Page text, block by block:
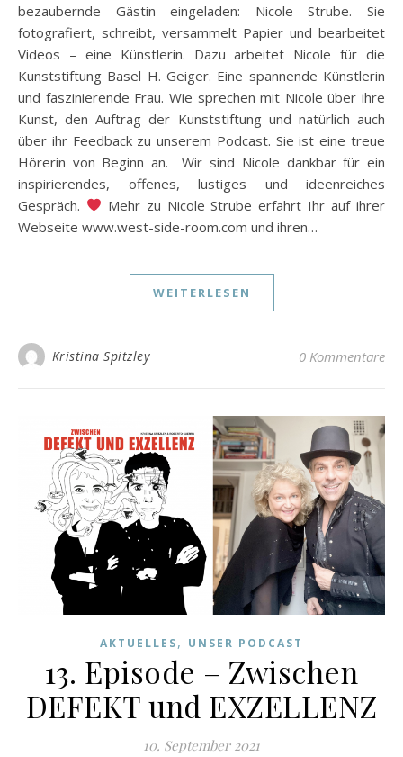
bezaubernde Gästin eingeladen: Nicole Strube. Sie
fotografiert, schreibt, versammelt Papier und bearbeitet
Videos – eine Künstlerin. Dazu arbeitet Nicole für die
Kunststiftung Basel H. Geiger. Eine spannende Künstlerin
und faszinierende Frau. Wie sprechen mit Nicole über ihre
Kunst, den Auftrag der Kunststiftung und natürlich auch
über ihr Feedback zu unserem Podcast. Sie ist eine treue
Hörerin von Beginn an. Wir sind Nicole dankbar für ein
inspirierendes, offenes, lustiges und ideenreiches
Gespräch.
Mehr zu Nicole Strube erfahrt Ihr auf ihrer
Webseite www.west-side-room.com und ihren…
WEITERLESEN
Kristina Spitzley 0 Kommentare
AKTUELLES, UNSER PODCAST
13. Episode – Zwischen
DEFEKT und EXZELLENZ
10. September 2021